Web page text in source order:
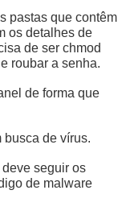
pastas que contêm
os detalhes de
de ser chmod
roubar a senha.
de forma que
busca de vírus.
seguir os
de malware